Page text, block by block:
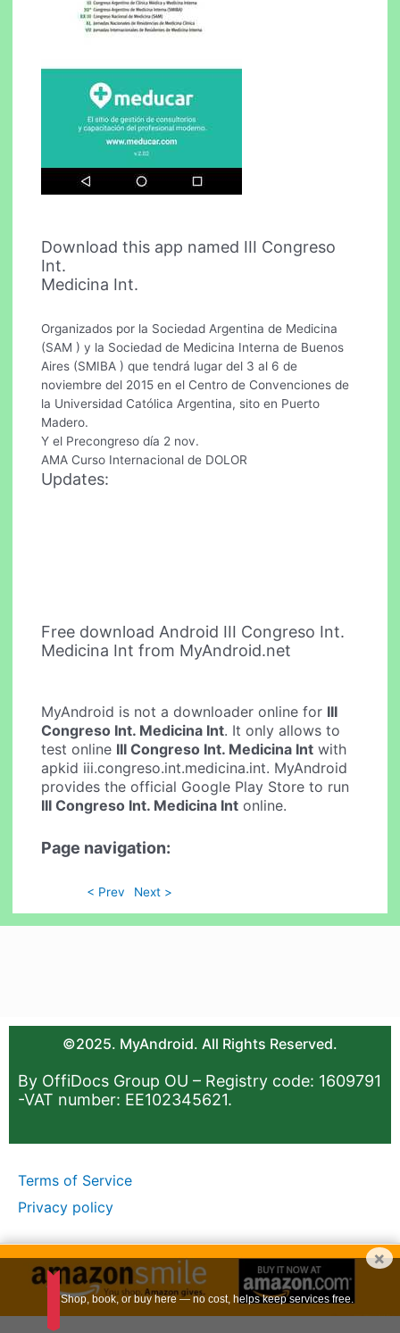
Download this app named III Congreso
Int.
Medicina Int.
Organizados por la Sociedad Argentina de Medicina
(SAM ) y la Sociedad de Medicina Interna de Buenos
Aires (SMIBA ) que tendrá lugar del 3 al 6 de
noviembre del 2015 en el Centro de Convenciones de
la Universidad Católica Argentina, sito en Puerto
Madero.
Y el Precongreso día 2 nov.
AMA Curso Internacional de DOLOR
Updates:
Free download Android III Congreso Int.
Medicina Int from MyAndroid.net
MyAndroid is not a downloader online for III
Congreso Int. Medicina Int. It only allows to
test online III Congreso Int. Medicina Int with
apkid iii.congreso.int.medicina.int. MyAndroid
provides the official Google Play Store to run
III Congreso Int. Medicina Int online.
Page navigation:
< Prev Next >
©2025. MyAndroid. All Rights Reserved.
By OffiDocs Group OU – Registry code: 1609791
-VAT number: EE102345621.
Terms of Service
Privacy policy
×
Shop, book, or buy here — no cost, helps keep services free.